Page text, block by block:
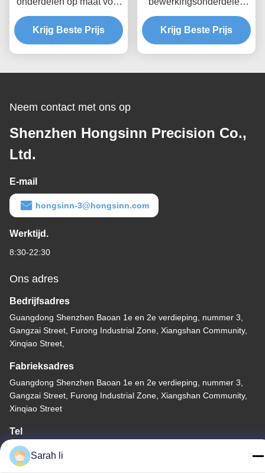
stalen messing en
roestvrij materiaal
Krijg Beste Prijs
Duurzame en hoge
precisie hardware
gereedschappen Cnc-
Plastic Abs
Krijg Beste Prijs
Neem contact met ons op
Shenzhen Hongsinn Precision Co.,
Ltd.
E-mail
hongsinn-3@hongsinn.com
Werktijd.
8:30-22:30
Ons adres
Bedrijfsadres
Guangdong Shenzhen Baoan 1e en 2e verdieping, nummer 3,
Gangzai Street, Furong Industrial Zone, Xiangshan Community,
Xinqiao Street,
Fabrieksadres
Guangdong Shenzhen Baoan 1e en 2e verdieping, nummer 3,
Gangzai Street, Furong Industrial Zone, Xiangshan Community,
Xinqiao Street
Tel
86-0755-27097532-8:30
Sarah li